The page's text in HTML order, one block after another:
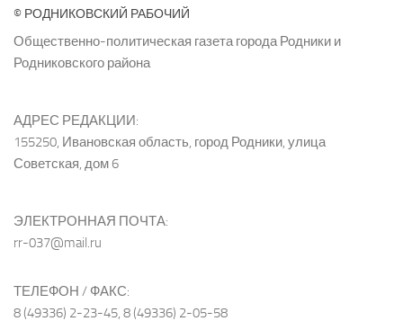
© РОДНИКОВСКИЙ РАБОЧИЙ
Общественно-политическая газета города Родники и
Родниковского района
АДРЕС РЕДАКЦИИ:
155250, Ивановская область, город Родники, улица
Советская, дом 6
ЭЛЕКТРОННАЯ ПОЧТА:
rr-037@mail.ru
ТЕЛЕФОН / ФАКС:
8 (49336) 2-23-45, 8 (49336) 2-05-58